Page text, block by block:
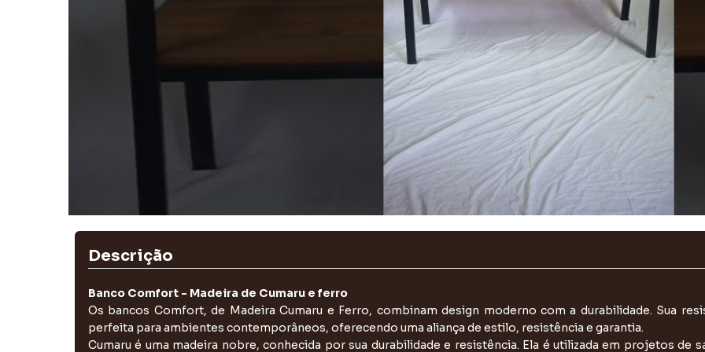
Descrição
Banco Comfort - Madeira de Cumaru e ferro
Os bancos Comfort, de Madeira Cumaru e Ferro, combinam design moderno com a durabilidade. Sua
perfeita para ambientes contemporâneos, oferecendo uma aliança de estilo, resistência e garantia.
Cumaru é uma madeira nobre, conhecida por sua durabilidade e resistência. Ela é utilizada em projetos de